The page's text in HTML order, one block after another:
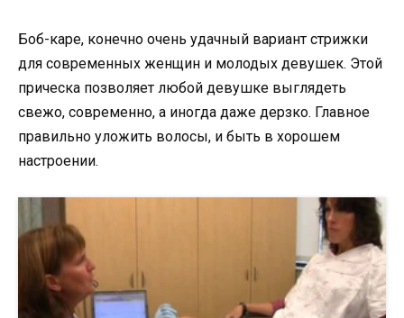
Боб-каре, конечно очень удачный вариант стрижки
для современных женщин и молодых девушек. Этой
прическа позволяет любой девушке выглядеть
свежо, современно, а иногда даже дерзко. Главное
правильно уложить волосы, и быть в хорошем
настроении.